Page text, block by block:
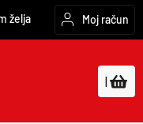
želja Moj račun
|